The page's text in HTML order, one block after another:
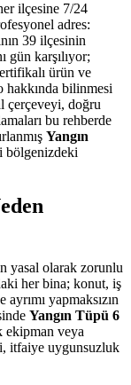
ilçesine 7/24
adres:
39 ilçesinin
gün karşılıyor;
ürün ve
bilinmesi
çerçeveyi, doğru
bu rehberde
Yangın
bölgenizdeki
yasal olarak zorunlu
her bina; konut, iş
yapmaksızın
Yangın Tüpü 6
ekipman veya
itfaiye uygunsuzluk